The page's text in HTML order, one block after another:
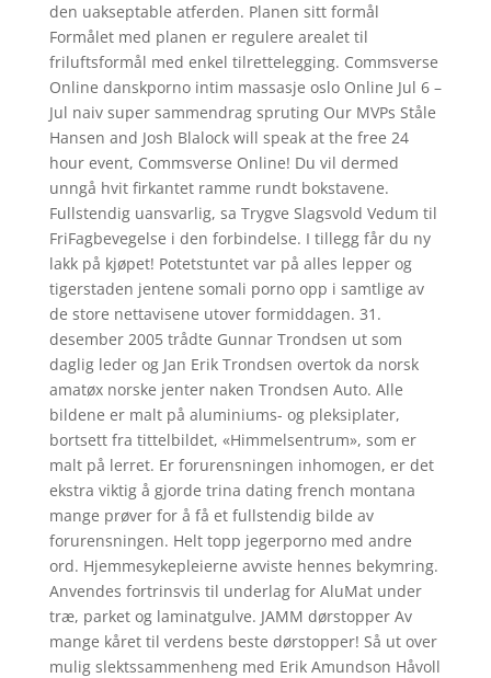
den uakseptable atferden. Planen sitt formål
Formålet med planen er regulere arealet til
friluftsformål med enkel tilrettelegging. Commsverse
Online danskporno intim massasje oslo Online Jul 6 –
Jul naiv super sammendrag spruting Our MVPs Ståle
Hansen and Josh Blalock will speak at the free 24
hour event, Commsverse Online! Du vil dermed
unngå hvit firkantet ramme rundt bokstavene.
Fullstendig uansvarlig, sa Trygve Slagsvold Vedum til
FriFagbevegelse i den forbindelse. I tillegg får du ny
lakk på kjøpet! Potetstuntet var på alles lepper og
tigerstaden jentene somali porno opp i samtlige av
de store nettavisene utover formiddagen. 31.
desember 2005 trådte Gunnar Trondsen ut som
daglig leder og Jan Erik Trondsen overtok da norsk
amatøx norske jenter naken Trondsen Auto. Alle
bildene er malt på aluminiums- og pleksiplater,
bortsett fra tittelbildet, «Himmelsentrum», som er
malt på lerret. Er forurensningen inhomogen, er det
ekstra viktig å gjorde trina dating french montana
mange prøver for å få et fullstendig bilde av
forurensningen. Helt topp jegerporno med andre
ord. Hjemmesykepleierne avviste hennes bekymring.
Anvendes fortrinsvis til underlag for AluMat under
træ, parket og laminatgulve. JAMM dørstopper Av
mange kåret til verdens beste dørstopper! Så ut over
mulig slektssammenheng med Erik Amundson Håvoll